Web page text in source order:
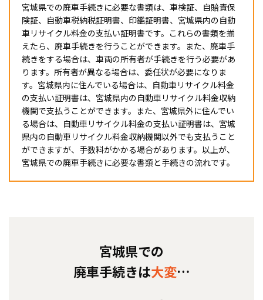
宮城県での廃車手続きに必要な書類は、車検証、自賠責保
険証、自動車税納税証明書、印鑑証明書、宮城県内の自動
車リサイクル料金の支払い証明書です。これらの書類を揃
えたら、廃車手続きを行うことができます。また、廃車手
続きをする場合は、車両の所有者が手続きを行う必要があ
ります。所有者が異なる場合は、委任状が必要になりま
す。宮城県内に住んでいる場合は、自動車リサイクル料金
の支払い証明書は、宮城県内の自動車リサイクル料金収納
機関で支払うことができます。また、宮城県外に住んでい
る場合は、自動車リサイクル料金の支払い証明書は、宮城
県内の自動車リサイクル料金収納機関以外でも支払うこと
ができますが、手数料がかかる場合があります。以上が、
宮城県での廃車手続きに必要な書類と手続きの流れです。
宮城県での
廃車手続きは大変…